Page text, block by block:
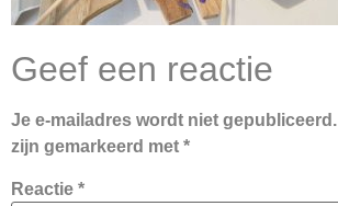
Geef een reactie
Je e-mailadres wordt niet gepubliceerd.
zijn gemarkeerd met *
Reactie *